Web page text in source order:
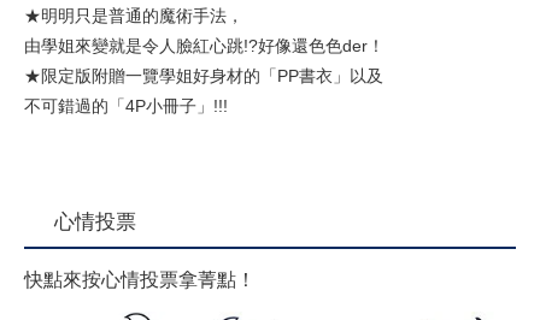
★明明只是普通的魔術手法，
由學姐來變就是令人臉紅心跳!?好像還色色der！
★限定版附贈一覽學姐好身材的「PP書衣」以及
不可錯過的「4P小冊子」!!!
心情投票
快點來按心情投票拿菁點！